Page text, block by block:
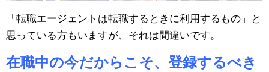
「転職エージェントは転職するときに利用するもの」と
思っている方もいますが、それは間違いです。
在職中の今だからこそ、登録するべき